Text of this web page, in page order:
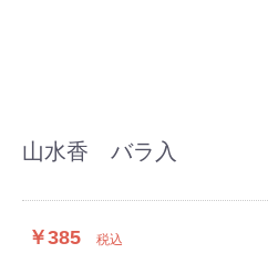
山水香 バラ入
￥385 税込